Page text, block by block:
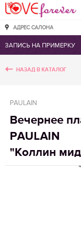
Love
АДРЕС САЛОНА
НАЗАД В КАТАЛОГ
PAULAIN
Вечернее
PAULAIN
"Коллин